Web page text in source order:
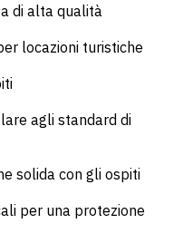
di alta qualità
locazioni turistiche
agli standard di
solida con gli ospiti
per una protezione